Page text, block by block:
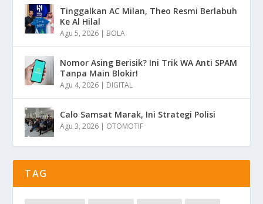
Tinggalkan AC Milan, Theo Resmi Berlabuh
Ke Al Hilal
Agu 5, 2026 | BOLA
Nomor Asing Berisik? Ini Trik WA Anti SPAM
Tanpa Main Blokir!
Agu 4, 2026 | DIGITAL
Calo Samsat Marak, Ini Strategi Polisi
Agu 3, 2026 | OTOMOTIF
TAG